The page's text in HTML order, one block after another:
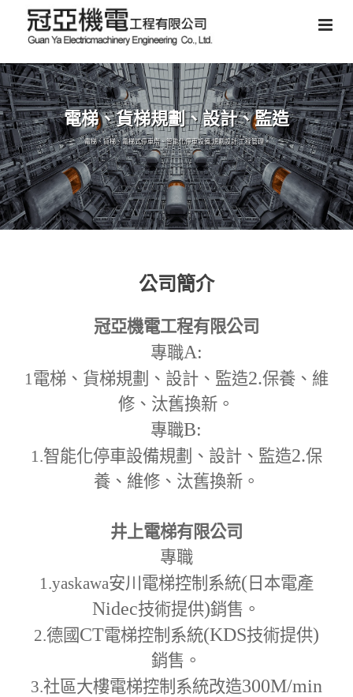
電梯、貨梯規劃、設計、監造
電梯、貨梯、電梯式停車塔、智能化停車設備,規劃設計,工程管理。
公司簡介
冠亞機電工程有限公司
專職A:
1電梯、貨梯規劃、設計、監造2.保養、維
修、汰舊換新。
專職B:
1.智能化停車設備規劃、設計、監造2.保
養、維修、汰舊換新。
井上電梯有限公司
專職
1.yaskawa安川電梯控制系統( 日本電產
Nidec技術提供)銷售。
2.德國 CT電梯控制系統(KDS技術提供)
銷售。
3.社區大樓電梯控制系統改造300M/min